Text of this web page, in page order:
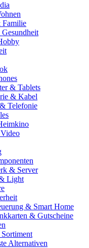
Familie
& Tablets
& Kabel
Telefonie
& Server
Light
& Smart Home
& Gutscheine
Alternativen